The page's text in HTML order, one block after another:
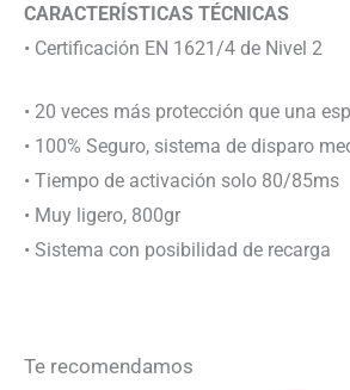
CARACTERÍSTICAS TÉCNICAS
• Certificación EN 1621/4 de Nivel 2
• 20 veces más protección que una
• 100% Seguro, sistema de disparo
• Tiempo de activación solo 80/85ms
• Muy ligero, 800gr
• Sistema con posibilidad de recarga
Te recomendamos